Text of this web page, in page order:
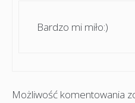
Bardzo mi miło:)
Możliwość komentowania